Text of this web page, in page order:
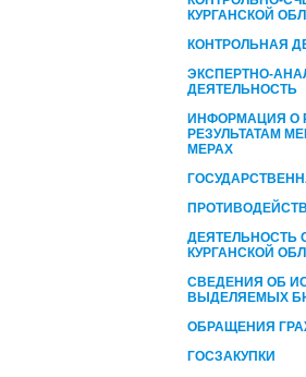
КУРГАНCКОЙ
КОНТРОЛЬНАЯ
ЭКСПЕРТНО-
ДЕЯТЕЛЬНОСТЬ
ИНФОРМАЦИЯ О
РЕЗУЛЬТАТАМ
МЕРАХ
ДЕЯТЕЛЬНОСТЬ
КУРГАНСКОЙ
СВЕДЕНИЯ ОБ
ВЫДЕЛЯЕМЫХ
ОБРАЩЕНИЯ
ГОСЗАКУПКИ